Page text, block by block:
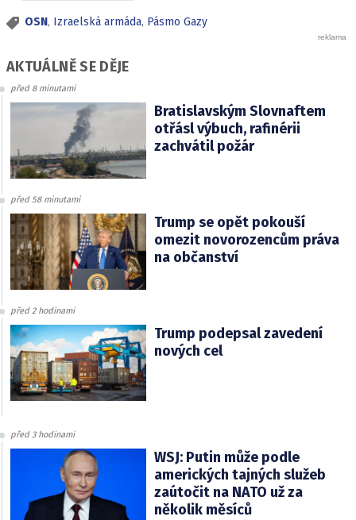
OSN, Izraelská armáda, Pásmo Gazy
AKTUÁLNĚ SE DĚJE
před 8 minutami
Bratislavským Slovnaftem
otřásl výbuch, rafinérii
zachvátil požár
před 58 minutami
Trump se opět pokouší
omezit novorozencům práva
na občanství
před 2 hodinami
Trump podepsal zavedení
nových cel
před 3 hodinami
WSJ: Putin může podle
amerických tajných služeb
zaútočit na NATO už za
několik měsíců